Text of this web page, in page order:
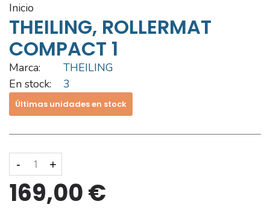
inicio
THEILING, ROLLERMAT
COMPACT 1
Marca:
THEILING
En stock:
3
Últimas unidades en stock
- +
169,00 €